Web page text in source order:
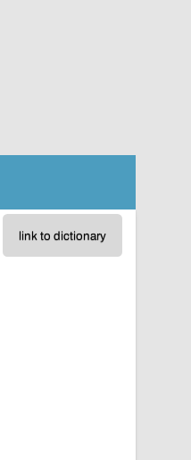
link to dictionary